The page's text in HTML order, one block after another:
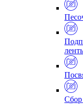
Сбор